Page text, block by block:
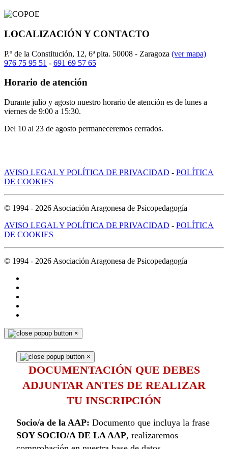
LOCALIZACIÓN Y CONTACTO
P.º de la Constitución, 12, 6ª plta. 50008 - Zaragoza (ver mapa)
976 75 95 51 - 691 69 57 65
Horario de atención
Durante julio y agosto nuestro horario de atención es de lunes a
viernes de 9:00 a 15:30.
Del 10 al 23 de agosto permaneceremos cerrados.
AVISO LEGAL Y POLÍTICA DE PRIVACIDAD - POLÍTICA
DE COOKIES
© 1994 - 2026 Asociación Aragonesa de Psicopedagogía
AVISO LEGAL Y POLÍTICA DE PRIVACIDAD - POLÍTICA
DE COOKIES
© 1994 - 2026 Asociación Aragonesa de Psicopedagogía
×
×
DOCUMENTACIÓN QUE DEBES
ADJUNTAR ANTES DE REALIZAR
TU INSCRIPCIÓN
Socio/a de la AAP: Documento que incluya la frase
SOY SOCIO/A DE LA AAP, realizaremos